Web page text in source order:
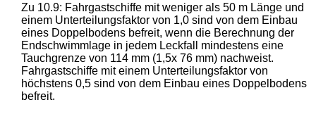
Zu 10.9: Fahrgastschiffe mit weniger als 50 m Länge und
einem Unterteilungsfaktor von 1,0 sind von dem Einbau
eines Doppelbodens befreit, wenn die Berechnung der
Endschwimmlage in jedem Leckfall mindestens eine
Tauchgrenze von 114 mm (1,5x 76 mm) nachweist.
Fahrgastschiffe mit einem Unterteilungsfaktor von
höchstens 0,5 sind von dem Einbau eines Doppelbodens
befreit.